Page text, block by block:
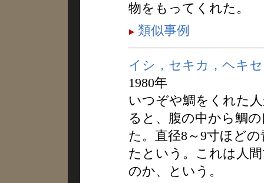
物をもってくれた。
類似事例
イシ，セキカ，ヘキ
1980年
いつぞや鯛をくれた
ると、腹の中から鯛
た。直径8～9寸ほど
たという。これは人
のか、という。